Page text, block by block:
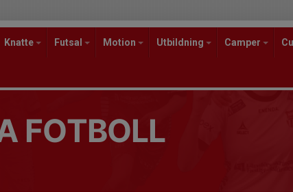
Knatte Futsal Motion Utbildning Camper
FOTBOLL